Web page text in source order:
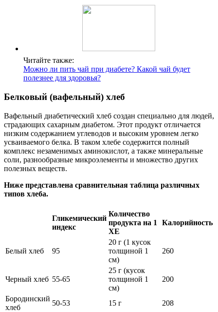
Читайте также:
Можно ли пить чай при диабете? Какой чай будет
полезнее для здоровья?
Белковый (вафельный) хлеб
Вафельный диабетический хлеб создан специально для людей,
страдающих сахарным диабетом. Этот продукт отличается
низким содержанием углеводов и высоким уровнем легко
усваиваемого белка. В таком хлебе содержится полный
комплекс незаменимых аминокислот, а также минеральные
соли, разнообразные микроэлементы и множество других
полезных веществ.
Ниже представлена сравнительная таблица различных
типов хлеба.
Гликемический
индекс
Количество
продукта на 1
ХЕ
Калорийность
Белый хлеб 95
20 г (1 кусок
толщиной 1
см)
260
Черный хлеб 55-65
25 г (кусок
толщиной 1
см)
200
Бородинский
хлеб
50-53 15 г
208